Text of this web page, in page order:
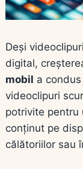
Deși
digital,
mobil a
videoclipuri
potrivite pentru
conținut pe
călătoriilor sau